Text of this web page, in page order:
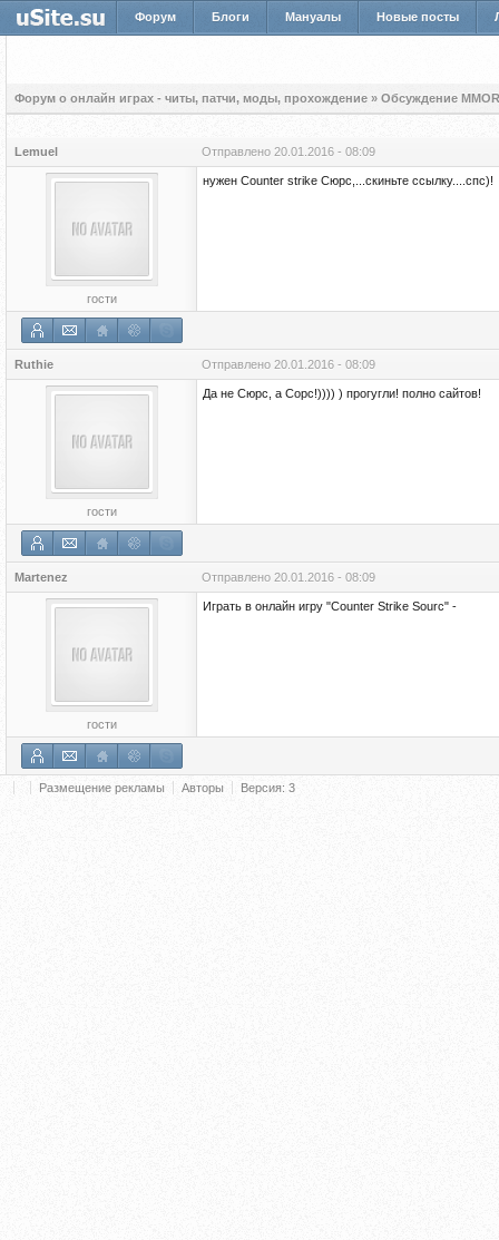
Форум Блоги Мануалы Новые посты
Форум о онлайн играх - читы, патчи, моды, прохождение » Обсуждение
Lemuel Отправлено 20.01.2016 - 08:09
гости
нужен Counter strike Сюрс,...скиньте ссылку....спс)!
Ruthie Отправлено 20.01.2016 - 08:09
гости
Да не Сюрс, а Сорс!)))) ) прогугли! полно сайтов!
Martenez Отправлено 20.01.2016 - 08:09
гости
Играть в онлайн игру "Counter Strike Sourc" -
Размещение рекламы Авторы Версия: 3